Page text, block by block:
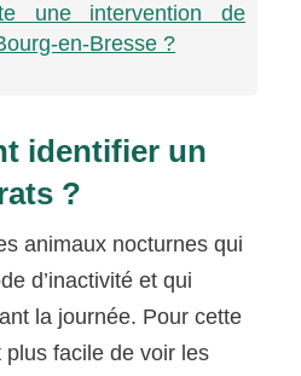
une intervention de
en-Bresse ?
identifier un
?
animaux nocturnes qui
d’inactivité et qui
la journée. Pour cette
facile de voir les